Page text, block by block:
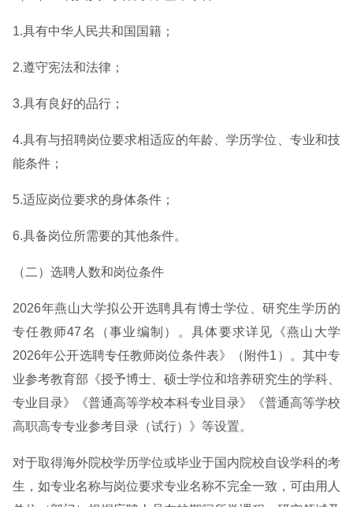
1.具有中华人民共和国国籍；
2.遵守宪法和法律；
3.具有良好的品行；
4.具有与招聘岗位要求相适应的年龄、学历学位、专业和技
能条件；
5.适应岗位要求的身体条件；
6.具备岗位所需要的其他条件。
（二）选聘人数和岗位条件
2026年燕山大学拟公开选聘具有博士学位、研究生学历的
专任教师47名（事业编制）。具体要求详见《燕山大学
2026年公开选聘专任教师岗位条件表》（附件1）。其中专
业参考教育部《授予博士、硕士学位和培养研究生的学科、
专业目录》《普通高等学校本科专业目录》《普通高等学校
高职高专专业参考目录（试行）》等设置。
对于取得海外院校学历学位或毕业于国内院校自设学科的考
生，如专业名称与岗位要求专业名称不完全一致，可由用人